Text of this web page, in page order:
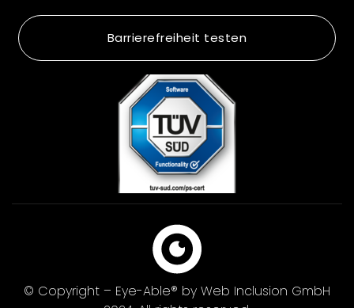
Barrierefreiheit testen
© Copyright – Eye-Able® by Web Inclusion GmbH